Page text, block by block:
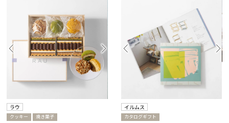
ラウ
クッキー 焼き菓子
イルムス
カタログギフト